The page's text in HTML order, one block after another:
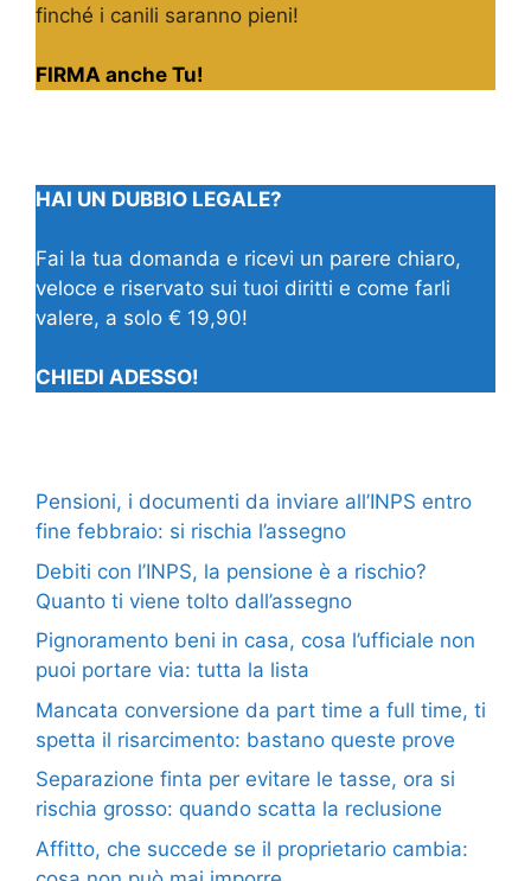
finché i canili saranno pieni!
FIRMA anche Tu!
HAI UN DUBBIO LEGALE?
Fai la tua domanda e ricevi un parere chiaro,
veloce e riservato sui tuoi diritti e come farli
valere, a solo € 19,90!
CHIEDI ADESSO!
Pensioni, i documenti da inviare all’INPS entro
fine febbraio: si rischia l’assegno
Debiti con l’INPS, la pensione è a rischio?
Quanto ti viene tolto dall’assegno
Pignoramento beni in casa, cosa l’ufficiale non
puoi portare via: tutta la lista
Mancata conversione da part time a full time, ti
spetta il risarcimento: bastano queste prove
Separazione finta per evitare le tasse, ora si
rischia grosso: quando scatta la reclusione
Affitto, che succede se il proprietario cambia: